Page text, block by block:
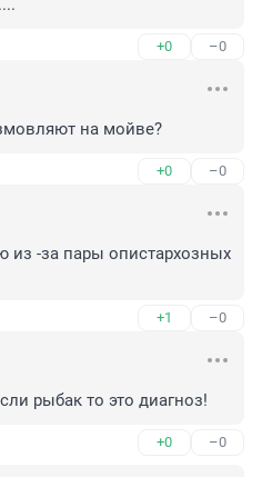
+0 –0
на мойве?
+0 –0
из -за пары опистархозных
+1 –0
рыбак то это диагноз!
+0 –0